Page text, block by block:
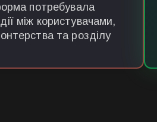
потребувала
між користувачами,
та розділу